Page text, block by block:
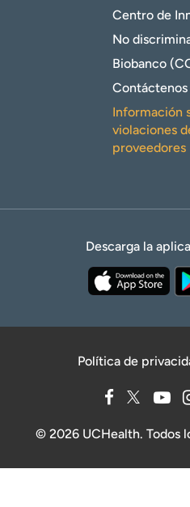
Centro de
No
Biobanco
Contáctenos
Información
violaciones
proveedores
Descarga la
Política de
© 2026 UCHealth. Todos